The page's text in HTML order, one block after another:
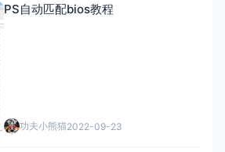
PS自动匹配bios教程
功夫小熊猫2022-09-23